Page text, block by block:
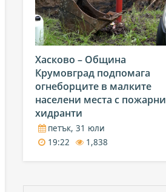
Хасково – Община
Крумовград подпомага
огнеборците в малките
населени места с пожарни
хидранти
петък, 31 юли
19:22
1,838